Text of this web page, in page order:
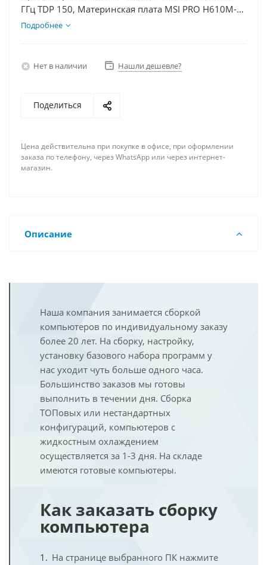
ГГц TDP 150, Материнская плата MSI PRO H610M-E,
Видеокарта GT 1030 2Гб, Память DDR4 16Gb,
Подробнее
Нет в наличии Нашли дешевле?
Поделиться
Цена действительна при покупке в офисе, при оформлении
заказа по телефону, через WhatsApp или через интернет-
магазин.
Описание
Наша компания занимается сборкой
компьютеров по индивидуальному заказу
более 20 лет. На сборку, настройку,
установку базового набора программ у
нас уходит чуть больше одного часа.
Большинство заказов мы готовы
выполнить в течении дня. Сборка
ТОПовых или нестандартных
конфигураций, компьютеров с
жидкостным охлаждением
осуществляется за 1-3 дня. На складе
имеются готовые компьютеры.
Как заказать сборку
компьютера
На странице выбранного ПК нажмите